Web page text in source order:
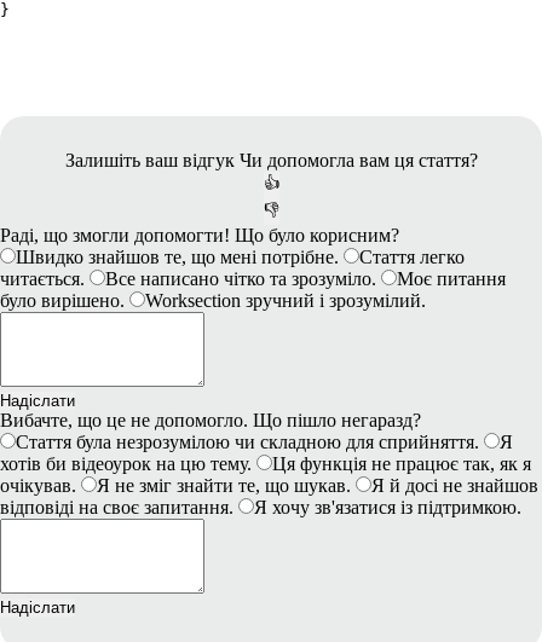
}
Залишіть ваш відгук Чи допомогла вам ця стаття?
👍
👎
Раді, що змогли допомогти! Що було корисним?
Швидко знайшов те, що мені потрібне.
Стаття легко
читається.
Все написано чітко та зрозуміло.
Моє питання
було вирішено.
Worksection зручний і зрозумілий.
Надіслати
Вибачте, що це не допомогло. Що пішло негаразд?
Стаття була незрозумілою чи складною для сприйняття.
Я
хотів би відеоурок на цю тему.
Ця функція не працює так, як я
очікував.
Я не зміг знайти те, що шукав.
Я й досі не знайшов
відповіді на своє запитання.
Я хочу зв'язатися із підтримкою.
Надіслати